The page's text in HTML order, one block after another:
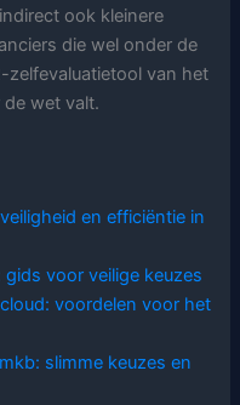
ook kleinere
die wel onder de
zelfevaluatietool van het
wet valt.
en efficiëntie in
voor veilige keuzes
voordelen voor het
slimme keuzes en